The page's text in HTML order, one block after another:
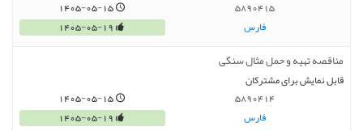
5890415
فارس
1405-05-15
1405-05-19
مناقصه تهیه و حمل مثال سنگی
قابل نمایش برای مشترکان
5890414
فارس
1405-05-15
1405-05-19